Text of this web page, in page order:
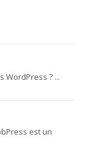
WordPress ? ...
est un